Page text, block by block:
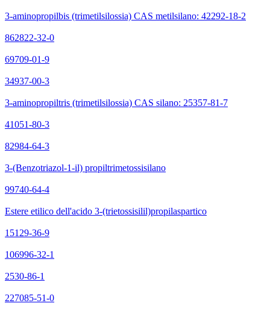
3-aminopropilbis (trimetilsilossia) CAS metilsilano: 42292-18-2
862822-32-0
69709-01-9
34937-00-3
3-aminopropiltris (trimetilsilossia) CAS silano: 25357-81-7
41051-80-3
82984-64-3
3-(Benzotriazol-1-il) propiltrimetossisilano
99740-64-4
Estere etilico dell'acido 3-(trietossisilil)propilaspartico
15129-36-9
106996-32-1
2530-86-1
227085-51-0